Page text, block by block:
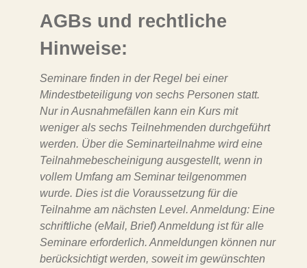
AGBs und rechtliche
Hinweise:
Seminare finden in der Regel bei einer
Mindestbeteiligung von sechs Personen statt.
Nur in Ausnahmefällen kann ein Kurs mit
weniger als sechs Teilnehmenden durchgeführt
werden. Über die Seminarteilnahme wird eine
Teilnahmebescheinigung ausgestellt, wenn in
vollem Umfang am Seminar teilgenommen
wurde. Dies ist die Voraussetzung für die
Teilnahme am nächsten Level. Anmeldung: Eine
schriftliche (eMail, Brief) Anmeldung ist für alle
Seminare erforderlich. Anmeldungen können nur
berücksichtigt werden, soweit im gewünschten